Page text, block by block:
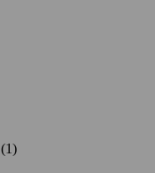
(1)